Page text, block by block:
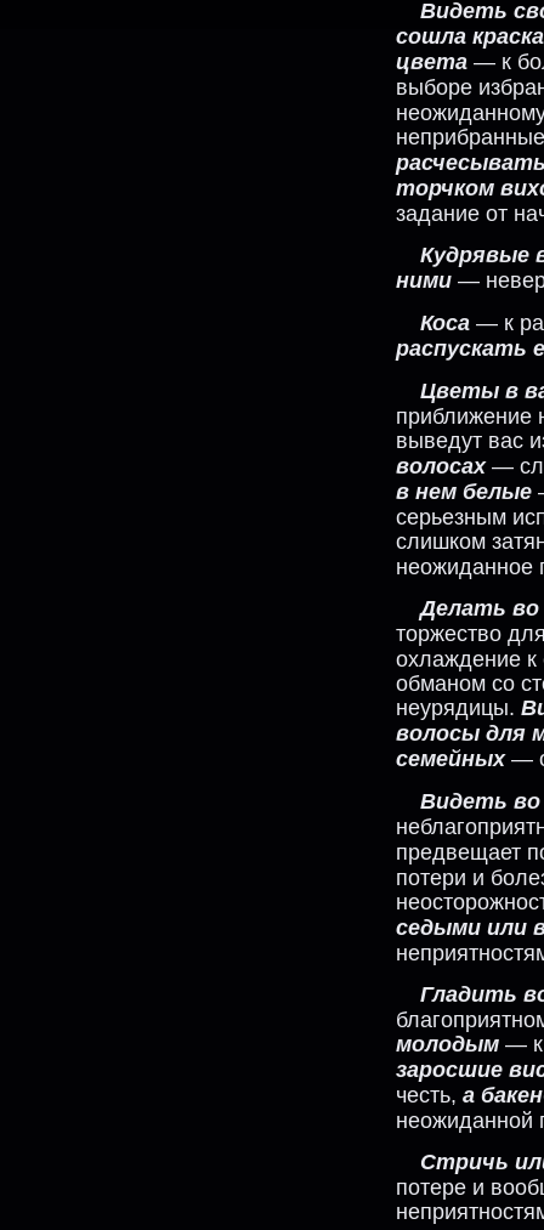
Видеть
сошла
цвета — к
выборе
торчком
задание от
Кудрявые
ними —
Коса — к
распускать
Цветы в
приближение
выведут вас
волосах—
в нем белые
серьезным
слишком
неожиданное
Делать во
торжество
охлаждение
обманом со
неурядицы.
волосы для
семейных—
Видеть во
предвещает
потери и
седыми или
Гладить
молодым — к
заросшие
честь, а
неожиданной
Стричь
потере и